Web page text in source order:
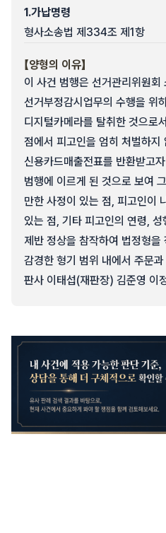
1.가납명령
형사소송법 제334조 제1항
【양형의 이유】
이 사건 범행은 선거관리위원회
선거부정감시업무의 수행을 위
디지털카메라를 탈취한 것으로
점에서 피고인을 엄히 처벌하지
신용카드매출전표를 반환받고
범행에 이르게 된 것으로 보여
만한 사정이 있는 점, 피고인이
있는 점, 기타 피고인의 연령,
제반 정상을 참작하여 법정형을
감경한 형기 범위 내에서 주문
판사 이태섭(재판장) 김준영 이